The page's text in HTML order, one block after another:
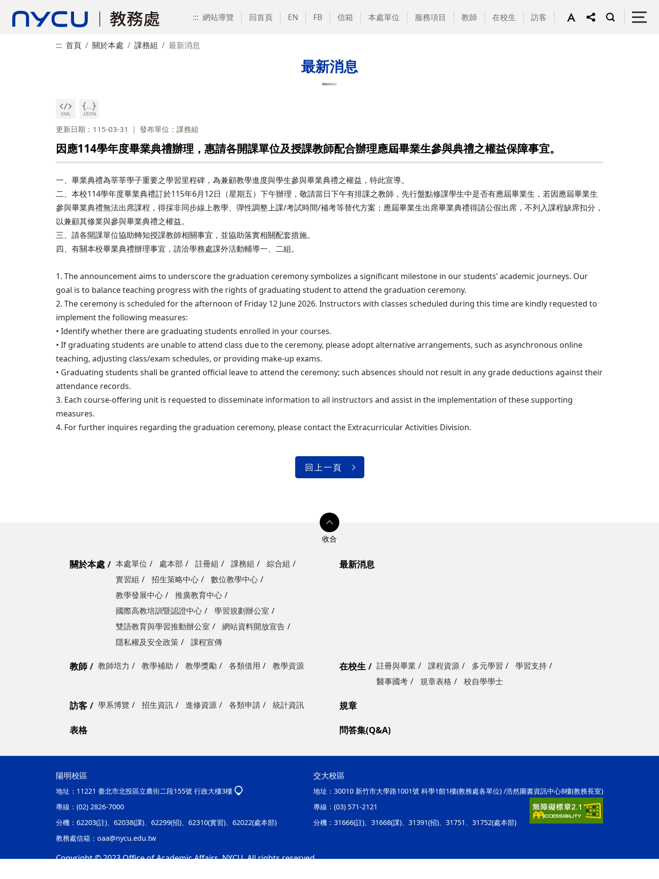
::: 網站導覽 回首頁 EN FB 信箱 本處單位 服務項目 教師 在校生 訪客
::: 首頁 關於本處 課務組 最新消息
最新消息
更新日期：115-03-31 發布單位：課務組
因應114學年度畢業典禮辦理，惠請各開課單位及授課教師配合辦理應屆畢業生參與典禮之權益保障事宜。
一、畢業典禮為莘莘學子重要之學習里程碑，為兼顧教學進度與學生參與畢業典禮之權益，特此宣導。
二、本校114學年度畢業典禮訂於115年6月12日（星期五）下午辦理，敬請當日下午有排課之教師，先行盤點修課學生中是否有應屆畢業生，若因應屆畢業生
參與畢業典禮無法出席課程，得採非同步線上教學、彈性調整上課/考試時間/補考等替代方案；應屆畢業生出席畢業典禮得請公假出席，不列入課程缺席扣分，
以兼顧其修業與參與畢業典禮之權益。
三、請各開課單位協助轉知授課教師相關事宜，並協助落實相關配套措施。
四、有關本校畢業典禮辦理事宜，請洽學務處課外活動輔導一、二組。
1. The announcement aims to underscore the graduation ceremony symbolizes a significant milestone in our students’ academic journeys. Our
goal is to balance teaching progress with the rights of graduating student to attend the graduation ceremony.
2. The ceremony is scheduled for the afternoon of Friday 12 June 2026. Instructors with classes scheduled during this time are kindly requested to
implement the following measures:
• Identify whether there are graduating students enrolled in your courses.
• If graduating students are unable to attend class due to the ceremony, please adopt alternative arrangements, such as asynchronous online
teaching, adjusting class/exam schedules, or providing make-up exams.
• Graduating students shall be granted official leave to attend the ceremony; such absences should not result in any grade deductions against their
attendance records.
3. Each course-offering unit is requested to disseminate information to all instructors and assist in the implementation of these supporting
measures.
4. For further inquires regarding the graduation ceremony, please contact the Extracurricular Activities Division.
回上一頁
關於本處 本處單位 處本部 註冊組 課務組
綜合組
實習組
招生策略中心
數位教學中心
教學發展中心
推廣教育中心
國際高教培訓暨認證中心
學習規劃辦公室
雙語教育與學習推動辦公室
網站資料開放宣告
隱私權及安全政策
課程宣傳
最新消息
教師 教師培力 教學補助 教學獎勵 各類借用 教學資源 在校生 註冊與畢業 課程資源 多元學習
學習支持
醫事國考
規章表格 校自學學士
訪客 學系博覽 招生資訊 進修資源 各類申請 統計資訊 規章
表格 問答集(Q&A)
陽明校區
地址： 11221 臺北市北投區立農街二段155號 行政大樓3樓
專線： (02) 2826-7000
分機： 62203(註)、62038(課)、62299(招)、62310(實習)、62022(處本部)
教務處信箱： oaa@nycu.edu.tw
交大校區
地址： 30010 新竹市大學路1001號 科學1館1樓(教務處各單位) /浩然圖書資訊中心8樓(教務長室)
專線： (03) 571-2121
分機： 31666(註)、31668(課)、31391(招)、31751、31752(處本部)
Copyright © 2023 Office of Academic Affairs, NYCU. All rights reserved.